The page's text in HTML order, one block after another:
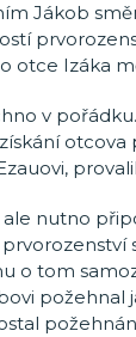
Jákob
otce Izáka
v
otcova
nutno
o tom
požehnal